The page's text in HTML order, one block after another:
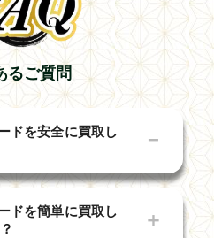
るご質問
ドを安全に買取し
−
を安全に買取して
イトの利用がおす
ドを簡単に買取し
＋